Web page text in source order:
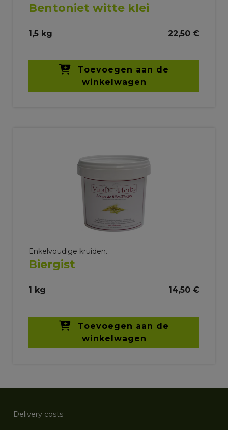
Bentoniet witte klei
1,5 kg 22,50 €
Toevoegen aan de
winkelwagen
Enkelvoudige kruiden.
Biergist
1 kg 14,50 €
Toevoegen aan de
winkelwagen
Delivery costs